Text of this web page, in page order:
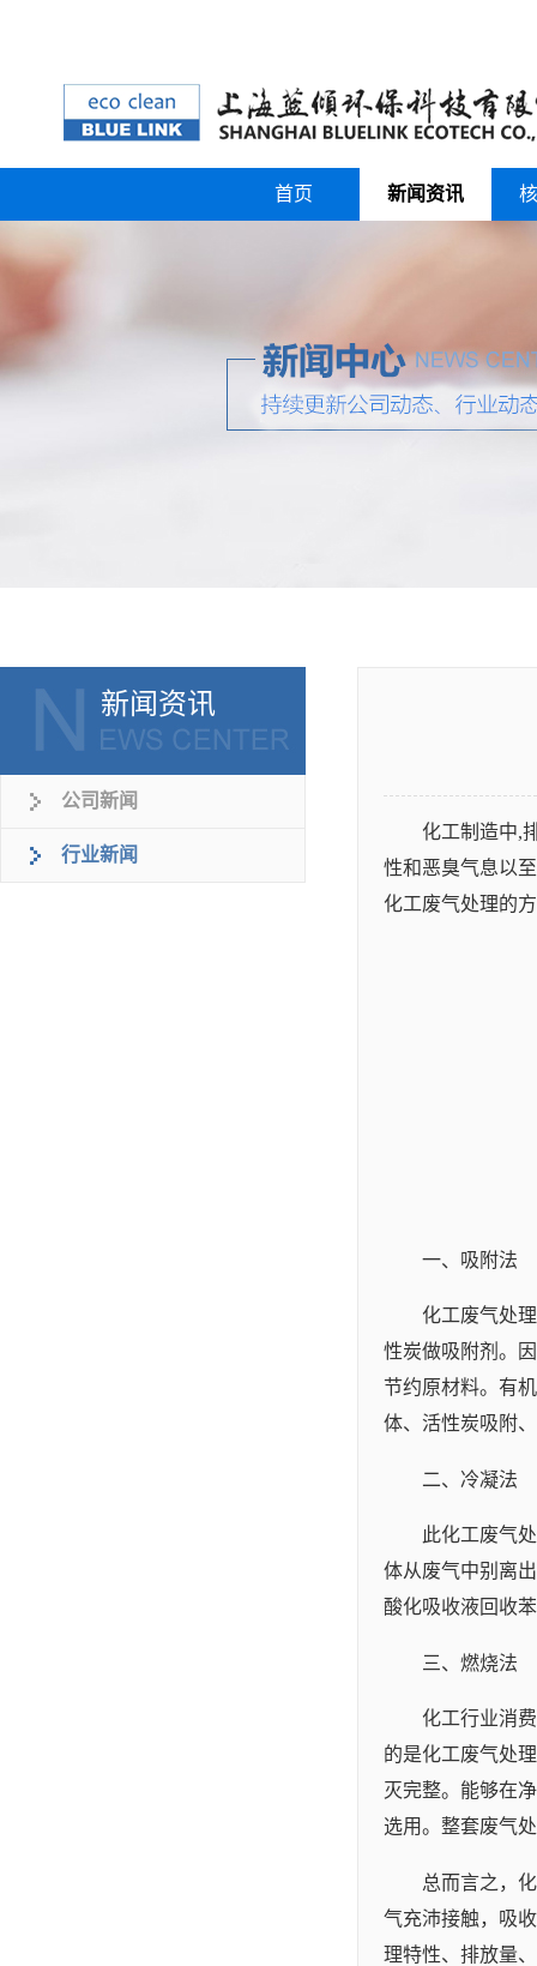
首页 新闻资讯
新闻资讯
公司新闻
行业新闻
化工制造中,
性和恶臭气息以
化工废气处理的
一、吸附法
化工废气处
性炭做吸附剂。
节约原材料。有
体、活性炭吸附
二、冷凝法
此化工废气
体从废气中别离
酸化吸收液回收
三、燃烧法
化工行业消
的是化工废气处
灭完整。能够在
选用。整套废气
总而言之，
气充沛接触，吸
理特性、排放量